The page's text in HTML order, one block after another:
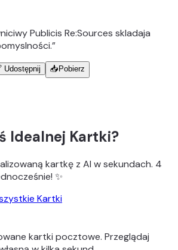
Publicis Re:Sources skladaja
”
Udostępnij 📥 Pobierz
Idealnej Kartki?
kartkę z AI w sekundach. 4
✨
Kartki
kartki pocztowe. Przeglądaj